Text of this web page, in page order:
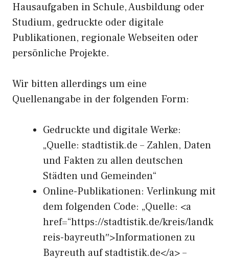
Hausaufgaben in Schule, Ausbildung oder
Studium, gedruckte oder digitale
Publikationen, regionale Webseiten oder
persönliche Projekte.
Wir bitten allerdings um eine
Quellenangabe in der folgenden Form:
Gedruckte und digitale Werke:
„Quelle: stadtistik.de – Zahlen, Daten
und Fakten zu allen deutschen
Städten und Gemeinden“
Online-Publikationen: Verlinkung mit
dem folgenden Code: „Quelle: <a
href=“https://stadtistik.de/kreis/landk
reis-bayreuth″>Informationen zu
Bayreuth auf stadtistik.de</a> –